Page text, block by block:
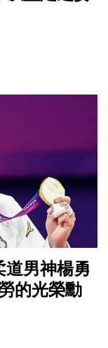
道男神楊勇
的光榮勳